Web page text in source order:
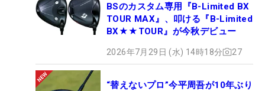
BSのカスタム専用『B-Limited BX
TOUR MAX』、叩ける『B-Limited
BX★★TOUR』が今秋デビュー
2026年7月29日 (水) 14時18分 27
“替えないプロ”今平周吾が10年ぶり